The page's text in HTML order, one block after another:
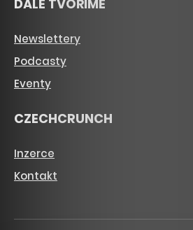
DÁLE TVOŘÍME
Newslettery
Podcasty
Eventy
CZECHCRUNCH
Inzerce
Kontakt